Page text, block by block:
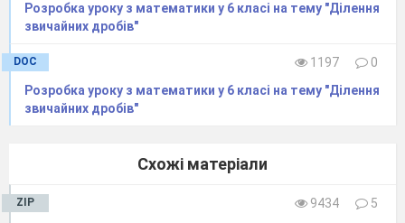
Розробка уроку з математики у 6 класі на тему "Ділення
звичайних дробів"
DOC 1197
0
Розробка уроку з математики у 6 класі на тему "Ділення
звичайних дробів"
Схожі матеріали
ZIP 9434
5